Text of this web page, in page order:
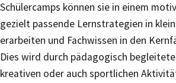
Schülercamps können sie in einem
gezielt passende Lernstrategien in
erarbeiten und Fachwissen in den
Dies wird durch pädagogisch
kreativen oder auch sportlichen